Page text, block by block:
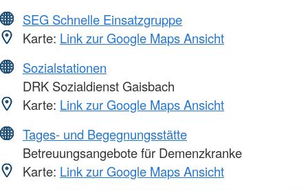
SEG Schnelle Einsatzgruppe
Karte: Link zur Google Maps Ansicht
Sozialstationen
DRK Sozialdienst Gaisbach
Karte: Link zur Google Maps Ansicht
Tages- und Begegnungsstätte
Betreuungsangebote für Demenzkranke
Karte: Link zur Google Maps Ansicht